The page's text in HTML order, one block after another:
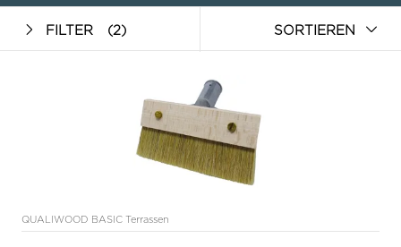
FILTER (2) SORTIEREN
QUALIWOOD BASIC Terrassen